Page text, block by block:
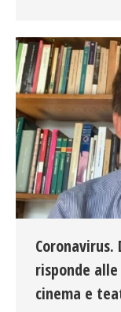
Coronavirus.
risponde
cinema e